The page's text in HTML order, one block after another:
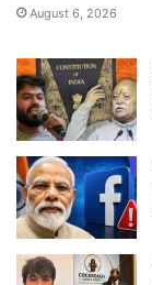
August 6, 2026